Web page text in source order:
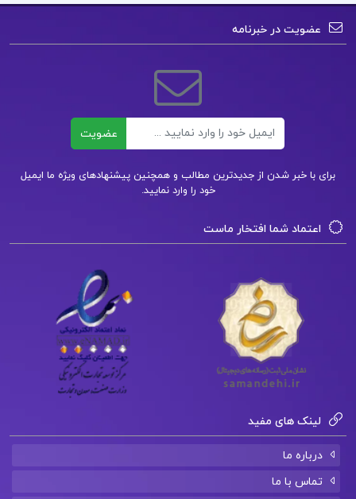
دانلود فایل PDF کتاب ژاپن امروز دان ناردو
دانلود فایل PDF کتاب ژاک و اربابش میلان کوندرا
عضویت در خبرنامه
عضویت
برای با خبر شدن از جدیدترین مطالب و همچنین پیشنهادهای ویژه ما ایمیل
خود را وارد نمایید.
اعتماد شما افتخار ماست
لینک های مفید
درباره ما
تماس با ما